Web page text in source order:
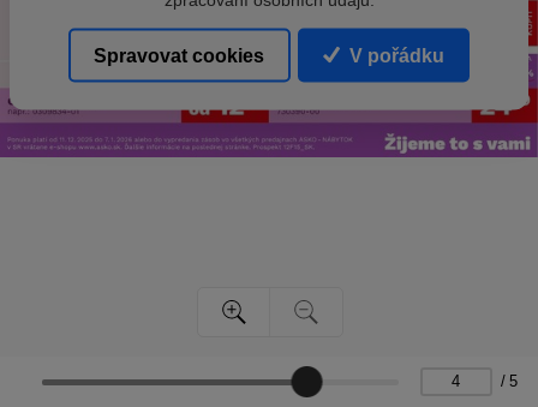
/ 5
Spravovat cookies V pořádku